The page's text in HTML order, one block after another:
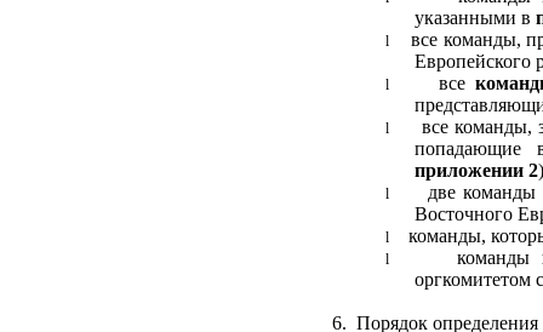
указанными в
l
все команды,
Европейского
l все
l
все команды,
попадающие
приложении 2
l две команды
Восточного
l команды,
l команды
оргкомитетом
6. Порядок